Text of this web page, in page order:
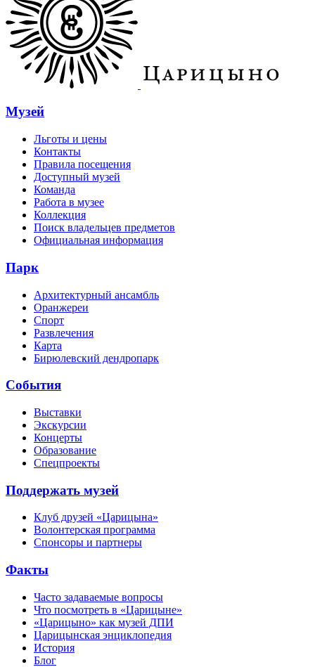
Музей
Льготы и цены
Контакты
Правила посещения
Доступный музей
Команда
Работа в музее
Коллекция
Поиск владельцев предметов
Официальная информация
Парк
Архитектурный ансамбль
Оранжереи
Спорт
Развлечения
Карта
Бирюлевский дендропарк
События
Выставки
Экскурсии
Концерты
Образование
Спецпроекты
Поддержать музей
Клуб друзей «Царицына»
Волонтерская программа
Спонсоры и партнеры
Факты
Часто задаваемые вопросы
Что посмотреть в «Царицыне»
«Царицыно» как музей ДПИ
Царицынская энциклопедия
История
Блог